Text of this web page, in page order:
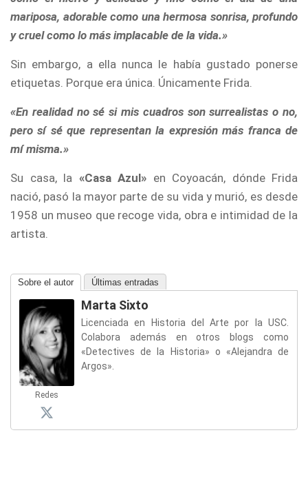
mariposa, adorable como una hermosa sonrisa, profundo
y cruel como lo más implacable de la vida.»
Sin embargo, a ella nunca le había gustado ponerse
etiquetas. Porque era única. Únicamente Frida.
«En realidad no sé si mis cuadros son surrealistas o no,
pero sí sé que representan la expresión más franca de
mí misma.»
Su casa, la «Casa Azul» en Coyoacán, dónde Frida
nació, pasó la mayor parte de su vida y murió, es desde
1958 un museo que recoge vida, obra e intimidad de la
artista.
Sobre el autor Últimas entradas
Redes
Marta Sixto
Licenciada en Historia del Arte por la USC.
Colabora además en otros blogs como
«Detectives de la Historia» o «Alejandra de
Argos».